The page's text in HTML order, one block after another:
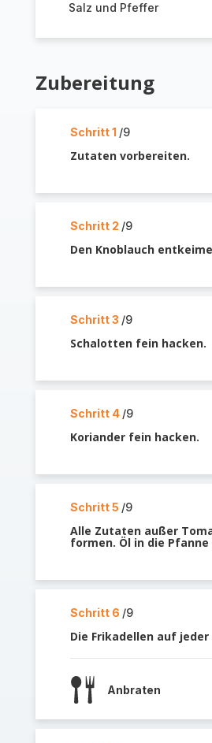
Salz und Pfeffer
Zubereitung
Schritt 1 /9
Zutaten vorbereiten.
Schritt 2 /9
Den Knoblauch
Schritt 3 /9
Schalotten fein hacken.
Schritt 4 /9
Koriander fein hacken.
Schritt 5 /9
Alle Zutaten außer
formen. Öl in die
Schritt 6 /9
Die Frikadellen auf
Anbraten